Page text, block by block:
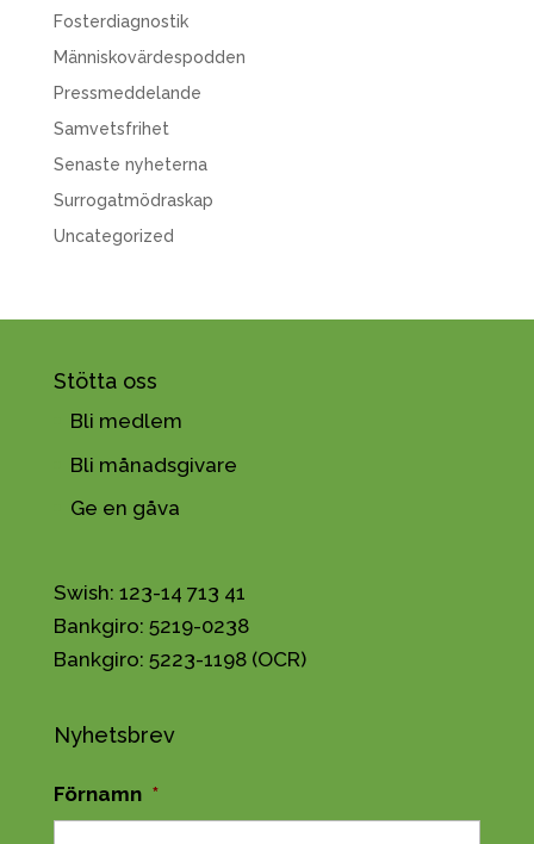
Fosterdiagnostik
Människovärdespodden
Pressmeddelande
Samvetsfrihet
Senaste nyheterna
Surrogatmödraskap
Uncategorized
Stötta oss
Bli medlem
Bli månadsgivare
Ge en gåva
Swish: 123-14 713 41
Bankgiro: 5219-0238
Bankgiro: 5223-1198 (OCR)
Nyhetsbrev
Förnamn *